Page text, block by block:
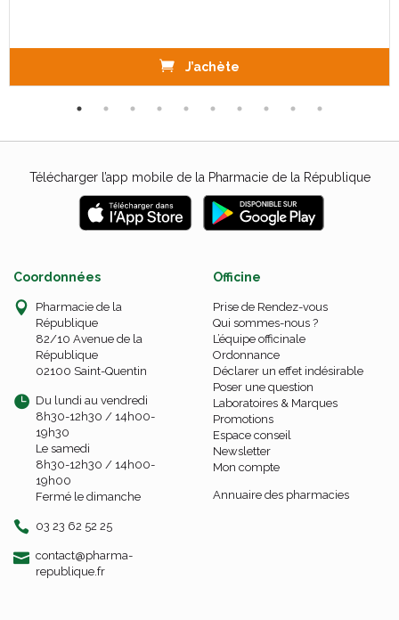
J’achète
Télécharger l’app mobile de la Pharmacie de la République
Coordonnées
Pharmacie de la
République
82/10 Avenue de la
République
02100 Saint-Quentin
Du lundi au vendredi
8h30-12h30 / 14h00-
19h30
Le samedi
8h30-12h30 / 14h00-
19h00
Fermé le dimanche
03 23 62 52 25
contact-
@-
pharma-
republique.fr
Officine
Prise de Rendez-vous
Qui sommes-nous ?
L’équipe officinale
Ordonnance
Déclarer un effet indésirable
Poser une question
Laboratoires & Marques
Promotions
Espace conseil
Newsletter
Mon compte
Annuaire des pharmacies